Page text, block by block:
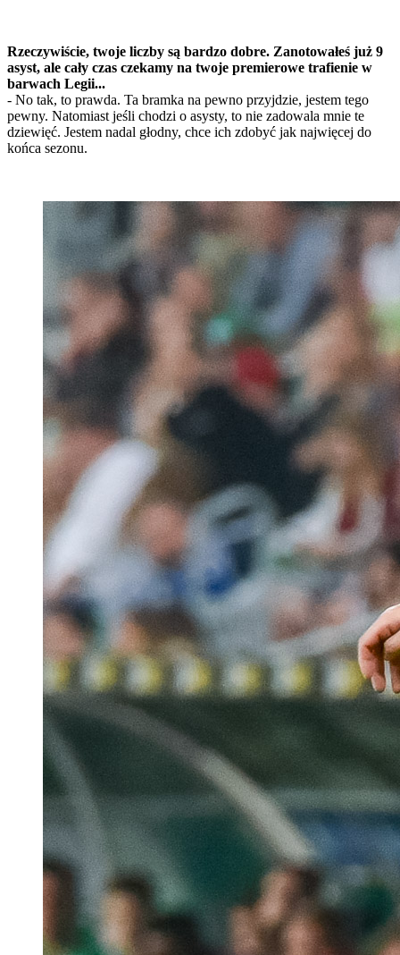
Rzeczywiście, twoje liczby są bardzo dobre. Zanotowałeś już 9
asyst, ale cały czas czekamy na twoje premierowe trafienie w
barwach Legii...
- No tak, to prawda. Ta bramka na pewno przyjdzie, jestem tego
pewny. Natomiast jeśli chodzi o asysty, to nie zadowala mnie te
dziewięć. Jestem nadal głodny, chce ich zdobyć jak najwięcej do
końca sezonu.